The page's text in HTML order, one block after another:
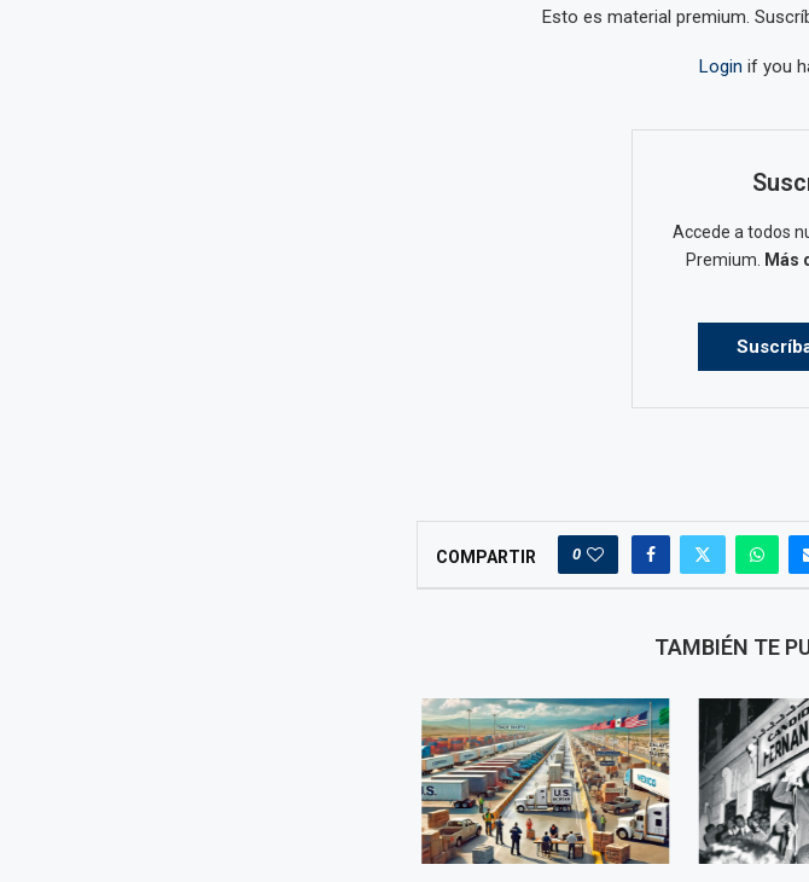
Esto es material premium.
Login if you
Accede a todos
Premium.
Más
COMPARTIR 0
TAMBIÉN TE